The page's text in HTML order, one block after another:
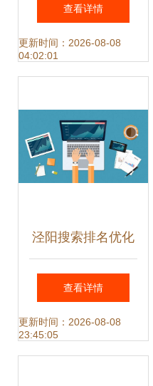
络媒体行走进金龙
服务
查看详情
更新时间：2026-08-08
04:02:01
泾阳搜索排名优化
新选择 商赢网络科
技的网络技术服务
查看详情
更新时间：2026-08-08
23:45:05